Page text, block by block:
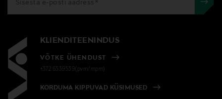
KLIENDITEENINDUS
VÕTKE ÜHENDUST
+372 6339539(pvm/mpm)
KORDUMA KIPPUVAD KÜSIMUSED